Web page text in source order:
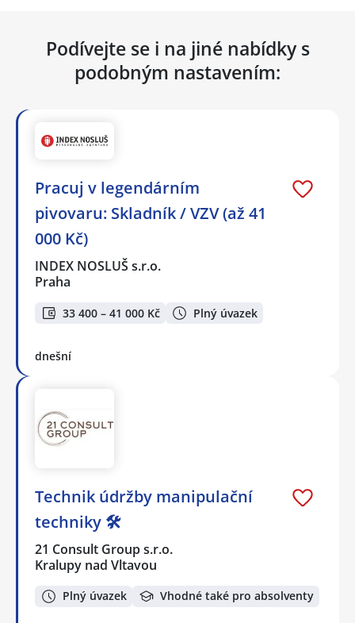
Podívejte se i na jiné nabídky s
podobným nastavením:
Pracuj v legendárním
pivovaru: Skladník / VZV (až 41
000 Kč)
INDEX NOSLUŠ s.r.o.
Praha
33 400 – 41 000 Kč Plný úvazek
dnešní
Technik údržby manipulační
techniky 🛠️
21 Consult Group s.r.o.
Kralupy nad Vltavou
Plný úvazek Vhodné také pro absolventy